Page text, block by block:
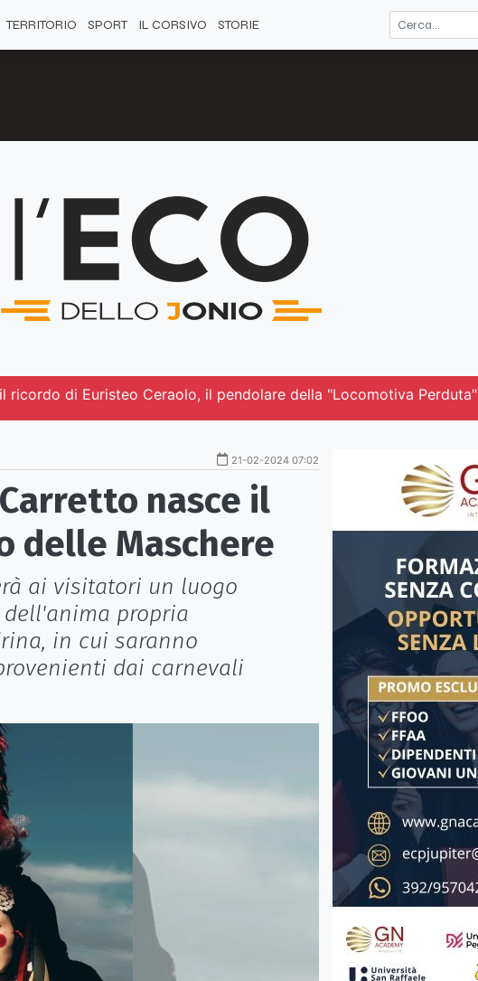
TERRITORIO SPORT IL CORSIVO STORIE
ricordo di Euristeo Ceraolo, il pendolare della "Locomotiva Perduta"
21-02-2024 07:02
nasce il
delle Maschere
ai visitatori un luogo
propria
in cui saranno
dai carnevali